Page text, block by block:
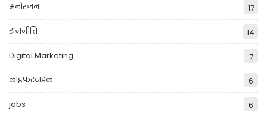
मनोरंजन 17
राजनीति 14
Digital Marketing 7
लाइफस्टाइल 6
jobs 6